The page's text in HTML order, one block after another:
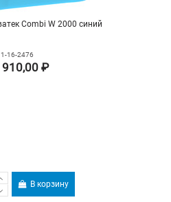
Combi W 2000 синий
1-16-2476
₽
В корзину